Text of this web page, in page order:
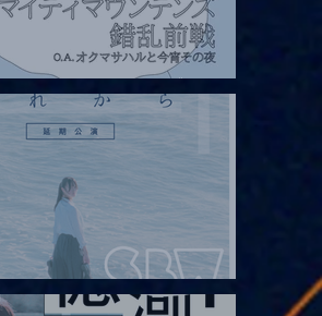
マイティマウンテンズpresents. “HALL-IN-
Oaiko pre.「これから」延期公演 Blurred
ベルリンの壁